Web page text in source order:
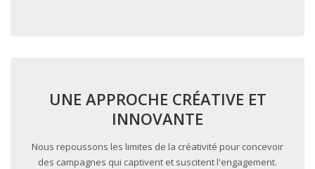
UNE APPROCHE CRÉATIVE ET
INNOVANTE
Nous repoussons les limites de la créativité pour concevoir
des campagnes qui captivent et suscitent l'engagement.